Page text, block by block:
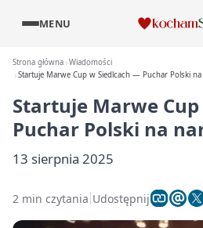
MENU
Strona główna Wiadomości
Startuje Marwe Cup w Siedlcach — Puchar Polski
Startuje Marwe
Puchar Polski na
13 sierpnia 2025
2 min czytania Udostępnij